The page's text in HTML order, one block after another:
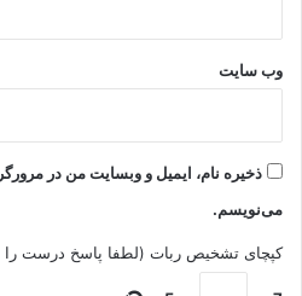
وب‌ سایت
ذخیره نام، ایمیل و وبسایت من در
می‌نویسم.
کپچای تشخیص ربات (لطفا پاسخ درست را